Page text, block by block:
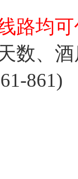
路均
数、
861)